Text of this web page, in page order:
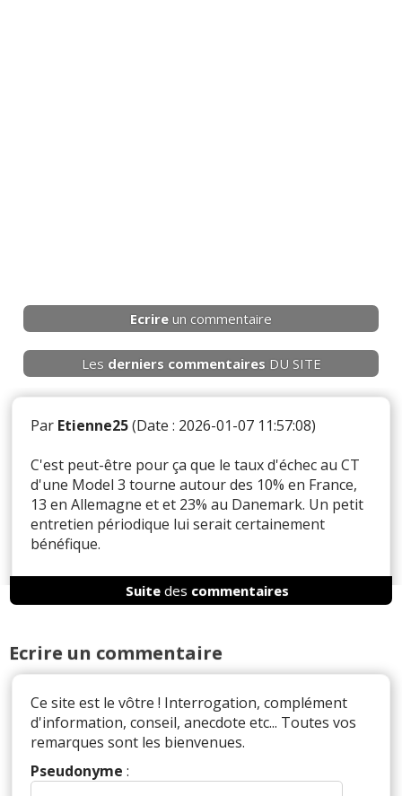
Ecrire un commentaire
Les derniers commentaires DU SITE
Par Etienne25(Date : 2026-01-07 11:57:08)
C'est peut-être pour ça que le taux d'échec au CT
d'une Model 3 tourne autour des 10% en France,
13 en Allemagne et et 23% au Danemark. Un petit
entretien périodique lui serait certainement
bénéfique.
Par Electrocar
Suitedes commentaires
Ecrire un commentaire
Ce site est le vôtre ! Interrogation, complément
d'information, conseil, anecdote etc... Toutes vos
remarques sont les bienvenues.
Pseudonyme :